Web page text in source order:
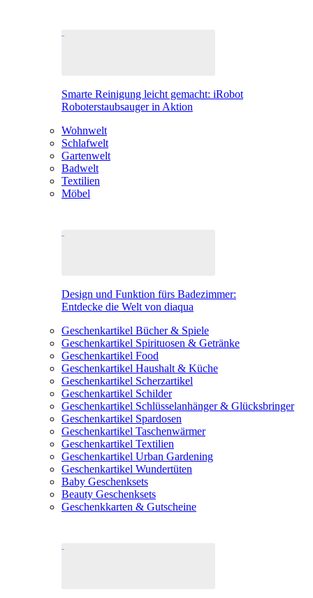
Smarte Reinigung leicht gemacht: iRobot
Roboterstaubsauger in Aktion
Wohnwelt
Schlafwelt
Gartenwelt
Badwelt
Textilien
Möbel
Design und Funktion fürs Badezimmer:
Entdecke die Welt von diaqua
Geschenkartikel Bücher & Spiele
Geschenkartikel Spirituosen & Getränke
Geschenkartikel Food
Geschenkartikel Haushalt & Küche
Geschenkartikel Scherzartikel
Geschenkartikel Schilder
Geschenkartikel Schlüsselanhänger & Glücksbringer
Geschenkartikel Spardosen
Geschenkartikel Taschenwärmer
Geschenkartikel Textilien
Geschenkartikel Urban Gardening
Geschenkartikel Wundertüten
Baby Geschenksets
Beauty Geschenksets
Geschenkkarten & Gutscheine